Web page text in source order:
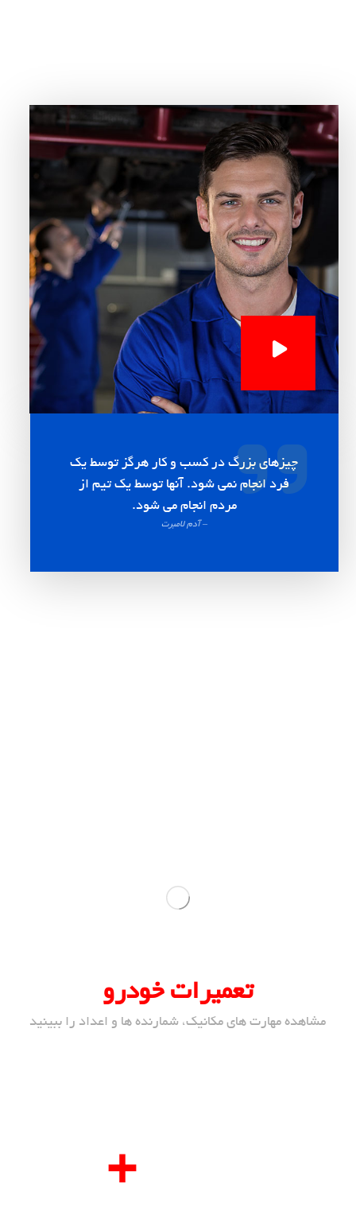
چیزهای بزرگ در کسب و کار هرگز توسط یک
فرد انجام نمی شود. آنها توسط یک تیم از
مردم انجام می شود.
– آدم لامبرت
تعمیرات خودرو
مشاهده مهارت های مکانیک، شمارنده ها و اعداد را ببینید
52
+